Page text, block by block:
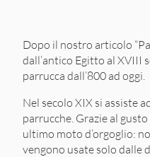
Dopo il nostro articolo
dall’antico Egitto al XVIII
parrucca dall’800 ad oggi.
Nel secolo XIX si assiste
parrucche. Grazie al
ultimo moto d’orgoglio:
vengono usate solo dalle